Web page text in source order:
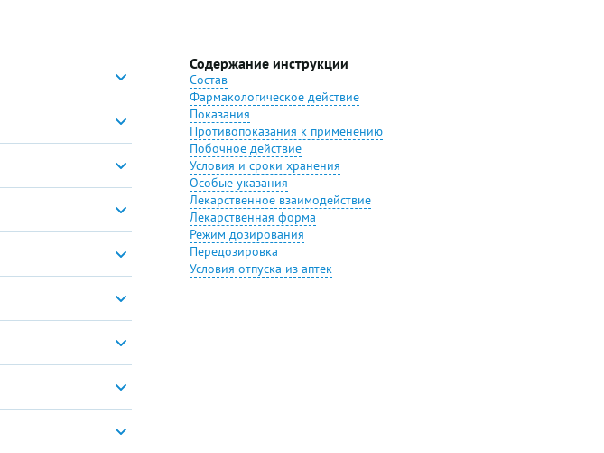
Содержание инструкции
Состав
Фармакологическое действие
Показания
Противопоказания к применению
Побочное действие
Условия и сроки хранения
Особые указания
Лекарственное взаимодействие
Лекарственная форма
Режим дозирования
Передозировка
Условия отпуска из аптек